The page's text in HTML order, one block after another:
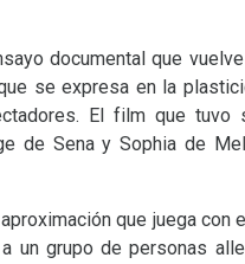
documental que
se expresa en la
El film que tuvo
de Sena y Sophia de
que juega con
un grupo de personas